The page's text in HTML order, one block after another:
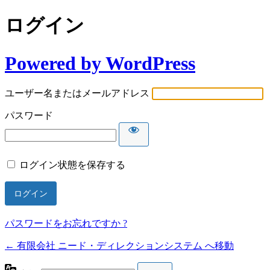
ログイン
Powered by WordPress
ユーザー名またはメールアドレス
パスワード
ログイン状態を保存する
パスワードをお忘れですか ?
← 有限会社 ニード・ディレクションシステム へ移動